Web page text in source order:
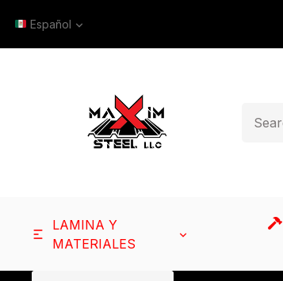
Español
LAMINA Y
MATERIALES